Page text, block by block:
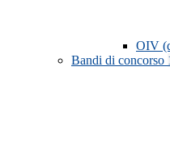
OIV
Bandi di concorso